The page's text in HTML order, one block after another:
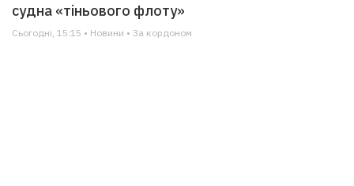
судна «тіньового флоту»
Сьогодні, 15:15 • Новини • За кордоном